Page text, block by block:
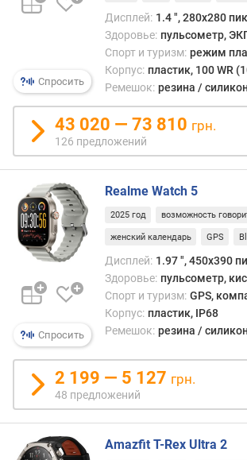
р
)
(
д
н
е
й
)
в
р
е
я
р
б
о
т
ы
(
а
к
т
Спросить
Дисплей: 1.4 ", 280x280
Здоровье: пульсометр,
Спорт и туризм: режим
Корпус: пластик, 100 WR
Ремешок: резина / силикон
43 020 — 73 810 грн.
126 предложений
Спросить
Realme Watch 5
2025 год возможность
женский календарь GPS
Дисплей: 1.97 ", 450x390
Здоровье: пульсометр,
Спорт и туризм: GPS,
Корпус: пластик, IP68
Ремешок: резина / силикон
2 199 — 5 127 грн.
48 предложений
Amazfit T-Rex Ultra 2